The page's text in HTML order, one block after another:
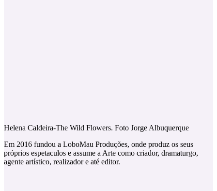
Helena Caldeira-The Wild Flowers. Foto Jorge Albuquerque
Em 2016 fundou a LoboMau Produções, onde produz os seus
próprios espetaculos e assume a Arte como criador, dramaturgo,
agente artístico, realizador e até editor.